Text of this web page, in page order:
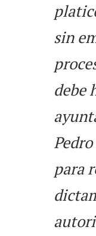
sin
debe
para